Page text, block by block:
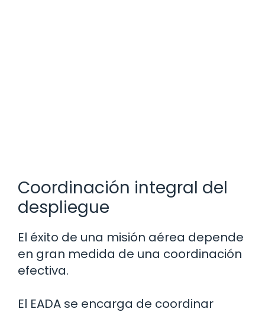
Coordinación integral del
despliegue
El éxito de una misión aérea depende
en gran medida de una coordinación
efectiva.
El EADA se encarga de coordinar